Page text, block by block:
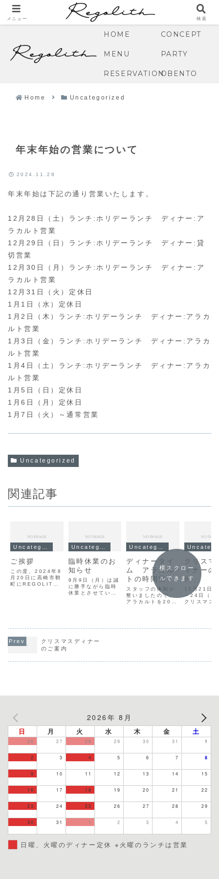
gzioImui9fEd9c_33Om1zU_j1DCKO3nndZQRM4zt_f
HOME CONCEPT
MENU PARTY
RESERVATIONOBENTO
Home Uncategorized
年末年始の営業について
2024.11.28
年末年始は下記の通り営業いたします。
12月28日（土）ランチ:ホリデーランチ ディナー:ア
ラカルト営業
12月29日（日）ランチ:ホリデーランチ ディナー:貸
切営業
12月30日（月）ランチ:ホリデーランチ ディナー:ア
ラカルト営業
12月31日（火）定休日
1月1日（水）定休日
1月2日（木）ランチ:ホリデーランチ ディナー:アラカ
ルト営業
1月3日（金）ランチ:ホリデーランチ ディナー:アラカ
ルト営業
1月4日（土）ランチ:ホリデーランチ ディナー:アラカ
ルト営業
1月5日（日）定休日
1月6日（月）定休日
1月7日（火）～通常営業
Uncategorized
関連記事
ご挨拶
この度、2024年8
月20日に高崎市鞘
町にREGOLITH
お越しをお待ちし
ナーシェフ 岡野
臨時休業のお
知らせ
9月9日（月）は誠
に勝手ながら臨時
休業とさせていた
ディナータイ
ム アラカル
トの時間変更
のお知らせ
スタッフの体制が
整いましたので、
アラカルトを20時
クリスマ
ィナーの
内
12月21日
～24日（火
クリスマス
横スクロー
ルできます
クリスマスディナー
のご案内
2026年 8月
日 月 火 水 木 金 土
26 27 28 29 30 31 1
2 3 4 5 6 7 8
9 10 11 12 13 14 15
16 17 18 19 20 21 22
23 24 25 26 27 28 29
30 31 1 2 3 4 5
日曜、火曜のディナー定休 ※火曜のランチは営業
メニュー 検索